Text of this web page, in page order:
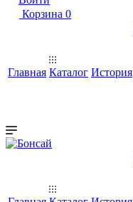
Корзина 0
Главная Каталог История